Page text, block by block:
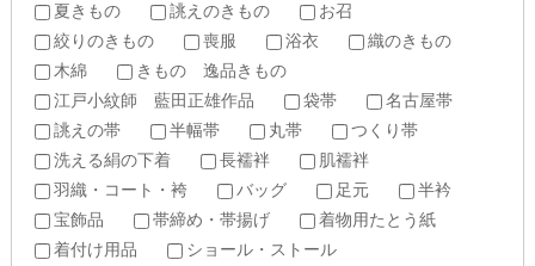
夏きもの
誂えのきもの
お召
絞りのきもの
喪服 浴衣
織のきもの
木綿
きもの 逸品きもの
江戸小紋師 藍田正雄作品
袋帯
名古屋帯
誂えの帯
半幅帯 丸帯
つくり帯
洗える絹の下着
長襦袢
肌襦袢
羽織・コート・袴
バッグ 足元
半衿
宝飾品
帯締め・帯揚げ
着物用たとう紙
着付け用品
ショール・ストール